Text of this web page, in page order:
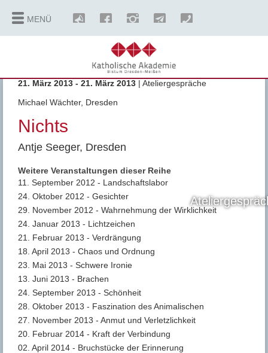
MENÜ
21. März 2013 - 21. März 2013 | Ateliergespräche
Michael Wächter, Dresden
Nichts
Antje Seeger, Dresden
Weitere Veranstaltungen dieser Reihe
11. September 2012 - Landschaftslabor
24. Oktober 2012 - Gesichter
29. November 2012 - Wahrnehmung der Wirklichkeit
24. Januar 2013 - Lichtzeichen
21. Februar 2013 - Verdrängung
18. April 2013 - Chaos und Ordnung
23. Mai 2013 - Schwere Ironie
13. Juni 2013 - Brachen
24. September 2013 - Schönheit
28. Oktober 2013 - Faszination des Animalischen
27. November 2013 - Anmut und Verletzlichkeit
20. Februar 2014 - Kraft der Verbindung
02. April 2014 - Bruchstücke der Erinnerung